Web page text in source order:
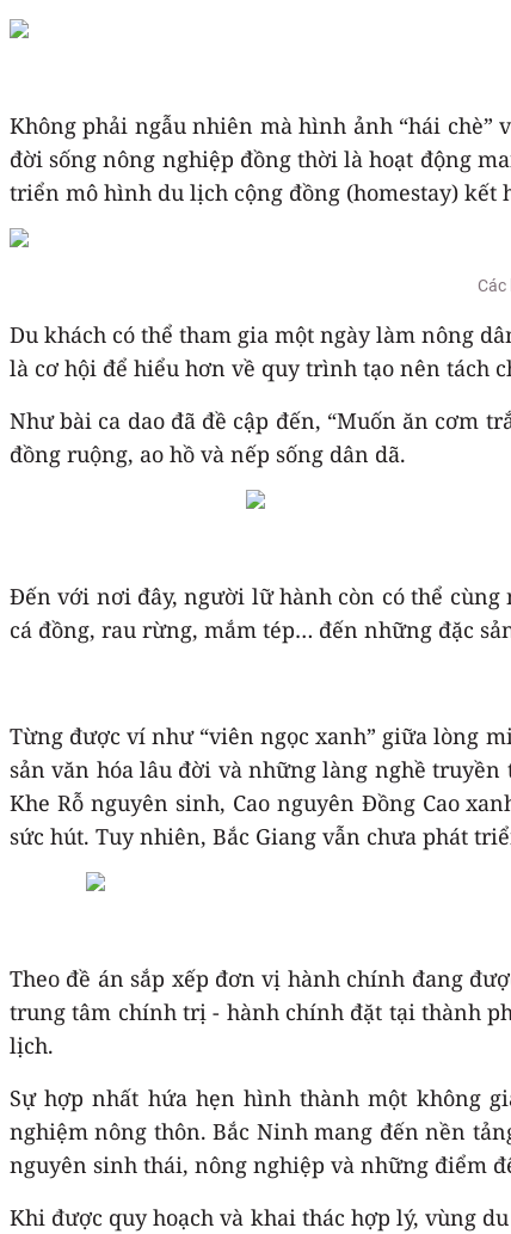
Không phải ngẫu nhiên mà hình ảnh “hái
đời sống nông nghiệp đồng thời là hoạt động
triển mô hình du lịch cộng đồng (homestay) kết
Các
Du khách có thể tham gia một ngày làm nông
là cơ hội để hiểu hơn về quy trình tạo nên tách
Như bài ca dao đã đề cập đến, “Muốn ăn cơm
đồng ruộng, ao hồ và nếp sống dân dã.
Đến với nơi đây, người lữ hành còn có thể cùng
cá đồng, rau rừng, mắm tép… đến những đặc
Từng được ví như “viên ngọc xanh” giữa lòng
sản văn hóa lâu đời và những làng nghề truyền
Khe Rỗ nguyên sinh, Cao nguyên Đồng Cao
sức hút. Tuy nhiên, Bắc Giang vẫn chưa phát
Theo đề án sắp xếp đơn vị hành chính đang
trung tâm chính trị - hành chính đặt tại thành
lịch.
Sự hợp nhất hứa hẹn hình thành một không
nghiệm nông thôn. Bắc Ninh mang đến nền
nguyên sinh thái, nông nghiệp và những điểm
Khi được quy hoạch và khai thác hợp lý, vùng